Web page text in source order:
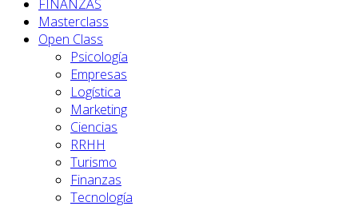
FINANZAS
Masterclass
Open Class
Psicología
Empresas
Logística
Marketing
Ciencias
RRHH
Turismo
Finanzas
Tecnología